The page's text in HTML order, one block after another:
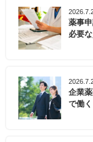
薬事
必要
企業
で働